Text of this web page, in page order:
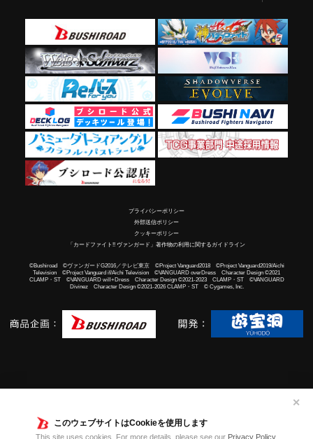
このウェブサイトはCookieを使用します
This site uses cookies. For more details, please see our Privacy Policy.
✕
プライバシーポリシー
外部送信ポリシー
クッキーポリシー
「カードファイト!! ヴァンガード」著作物の利用に関するガイドライン
©Bushiroad ©ヴァンガードG2016／テレビ東京 ©Project Vanguard2018 ©Project Vanguard2019/Aichi
Television ©Project Vanguard if/Aichi Television ©VANGUARD overDress Character Design ©2021
CLAMP・ST ©VANGUARD will+Dress Character Design ©2021-2023 CLAMP・ST ©VANGUARD
Divinez Character Design ©2021-2026 CLAMP・ST © Cygames, Inc.